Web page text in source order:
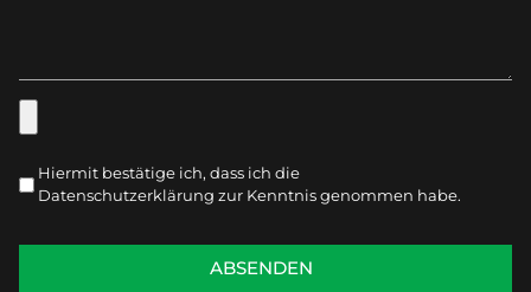
Hiermit bestätige ich, dass ich die
Datenschutzerklärung zur Kenntnis genommen habe.
ABSENDEN